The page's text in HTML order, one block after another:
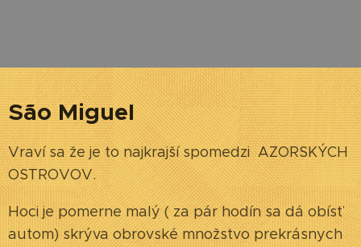
São Miguel
Vraví sa že je to najkrajší spomedzi AZORSKÝCH
OSTROVOV.
Hoci je pomerne malý ( za pár hodín sa dá obísť
autom) skrýva obrovské množstvo prekrásnych